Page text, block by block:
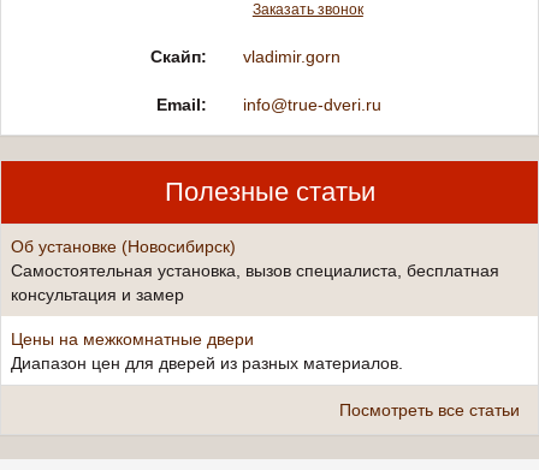
Заказать звонок
Скайп: vladimir.gorn
Email: info@true-dveri.ru
Полезные статьи
Об установке (Новосибирск)
Самостоятельная установка, вызов специалиста, бесплатная
консультация и замер
Цены на межкомнатные двери
Диапазон цен для дверей из разных материалов.
Посмотреть все статьи